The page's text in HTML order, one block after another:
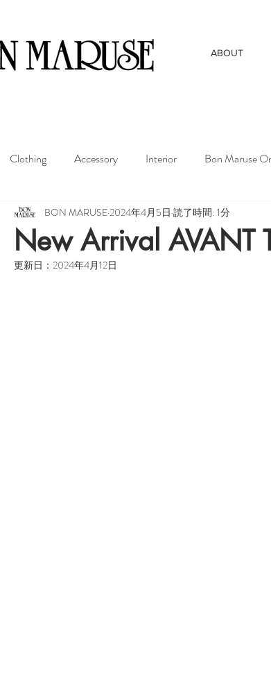
ABOUT
Clothing Accessory Interior Bon Maruse
New Arrival AVANT
BON MARUSE 2024年4月5日 読了時間: 1分
更新日： 2024年4月12日